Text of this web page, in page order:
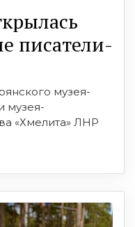
писатели-
музея-
музея-
«Хмелита» ЛНР